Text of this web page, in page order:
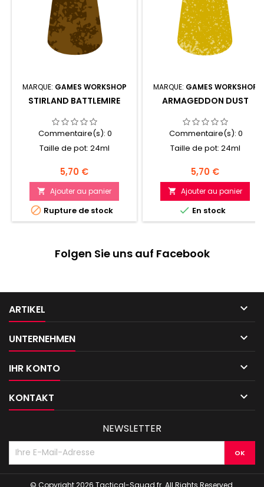
MARQUE: GAMES WORKSHOP
STIRLAND BATTLEMIRE
Commentaire(s): 0
Taille de pot: 24ml
Prix
5,70 €
 Ajouter au panier
 Rupture de stock
MARQUE: GAMES WORKSHOP
ARMAGEDDON DUST
Commentaire(s): 0
Taille de pot: 24ml
Prix
5,70 €
 Ajouter au panier
 En stock
Folgen Sie uns auf Facebook
ARTIKEL 
UNTERNEHMEN 
IHR KONTO 
KONTAKT 
NEWSLETTER
© Copyright 2026 Tactical-Squad.fr. All Rights Reserved.